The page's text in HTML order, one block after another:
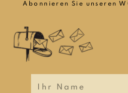
Abonnieren Sie unseren